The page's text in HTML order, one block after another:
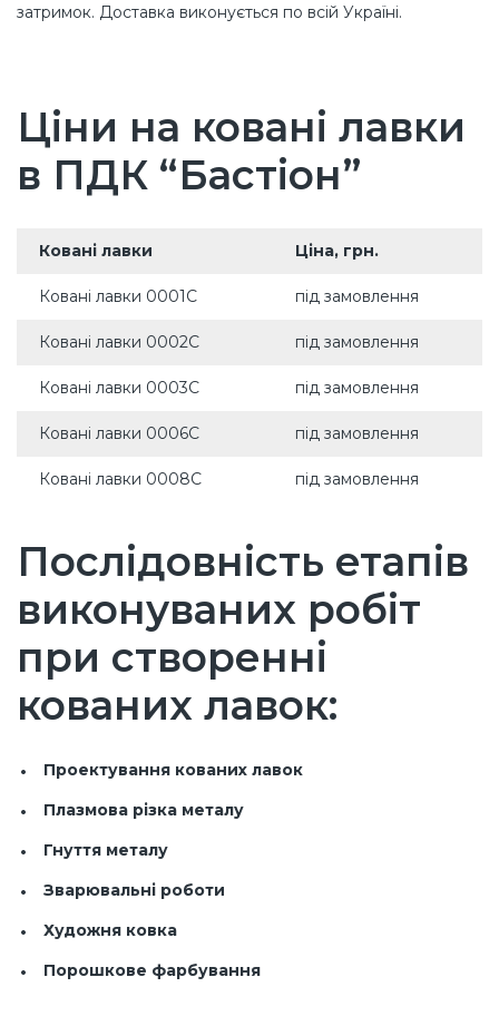
затримок. Доставка виконується по всій Україні.
Ціни на ковані лавки
в ПДК “Бастіон”
Ковані лавки Ціна, грн.
Ковані лавки 0001С під замовлення
Ковані лавки 0002С під замовлення
Ковані лавки 0003С під замовлення
Ковані лавки 0006С під замовлення
Ковані лавки 0008С під замовлення
Послідовність етапів
виконуваних робіт
при створенні
кованих лавок:
Проектування кованих лавок
Плазмова різка металу
Гнуття металу
Зварювальні роботи
Художня ковка
Порошкове фарбування